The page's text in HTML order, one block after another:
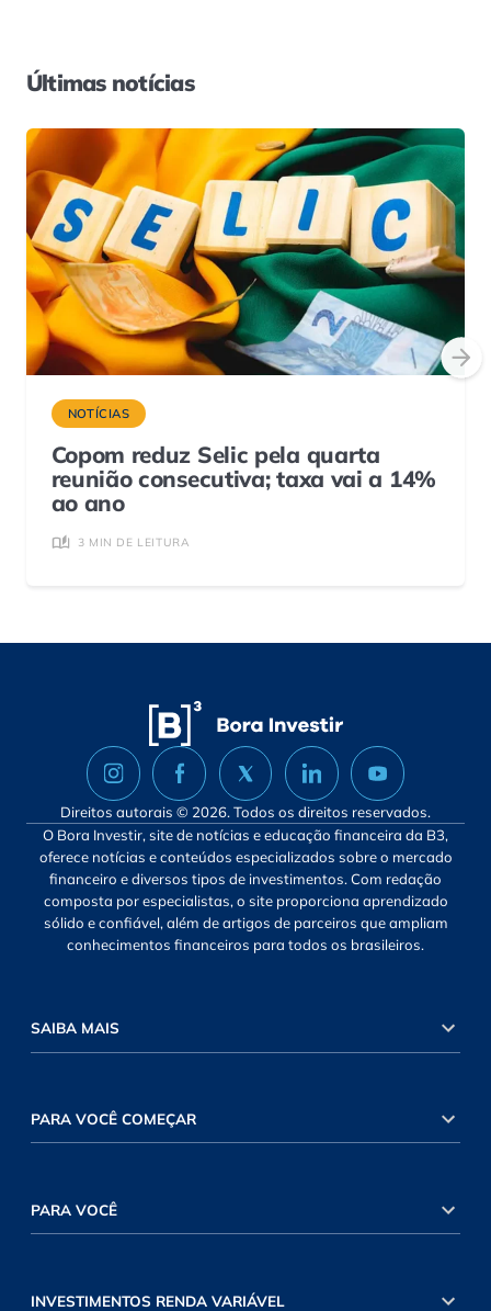
Últimas notícias
NOTÍCIAS
Copom reduz Selic pela quarta
reunião consecutiva; taxa vai a 14%
ao ano
3 MIN DE LEITURA
Direitos autorais © 2026. Todos os direitos reservados.
O Bora Investir, site de notícias e educação financeira da B3,
oferece notícias e conteúdos especializados sobre o mercado
financeiro e diversos tipos de investimentos. Com redação
composta por especialistas, o site proporciona aprendizado
sólido e confiável, além de artigos de parceiros que ampliam
conhecimentos financeiros para todos os brasileiros.
SAIBA MAIS
PARA VOCÊ COMEÇAR
PARA VOCÊ
INVESTIMENTOS RENDA VARIÁVEL